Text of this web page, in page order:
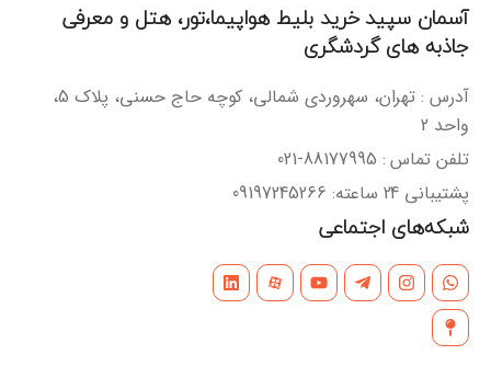
آسمان سپید خرید بلیط هواپیما،تور، هتل و معرفی
جاذبه های گردشگری
آدرس : تهران، سهروردی شمالی، کوچه حاج حسنی، پلاک 5،
واحد 2
تلفن تماس : 88177995-021
پشتیبانی 24 ساعته: 09197245266
شبکه‌های اجتماعی